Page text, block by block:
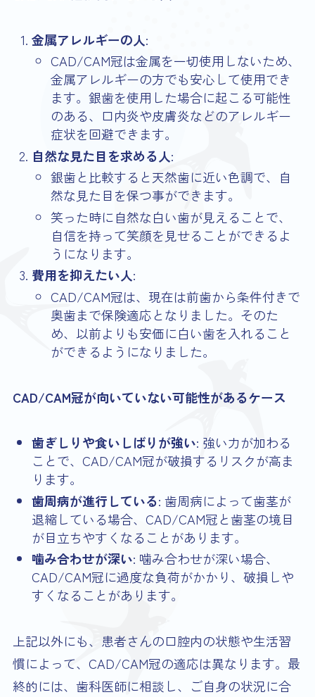
金属アレルギーの人:
CAD/CAM冠は金属を一切使用しないため、
金属アレルギーの方でも安心して使用でき
ます。銀歯を使用した場合に起こる可能性
のある、口内炎や皮膚炎などのアレルギー
症状を回避できます。
自然な見た目を求める人:
銀歯と比較すると天然歯に近い色調で、自
然な見た目を保つ事ができます。
笑った時に自然な白い歯が見えることで、
自信を持って笑顔を見せることができるよ
うになります。
費用を抑えたい人:
CAD/CAM冠は、現在は前歯から条件付きで
奥歯まで保険適応となりました。そのた
め、以前よりも安価に白い歯を入れること
ができるようになりました。
CAD/CAM冠が向いていない可能性があるケース
歯ぎしりや食いしばりが強い: 強い力が加わる
ことで、CAD/CAM冠が破損するリスクが高ま
ります。
歯周病が進行している: 歯周病によって歯茎が
退縮している場合、CAD/CAM冠と歯茎の境目
が目立ちやすくなることがあります。
噛み合わせが深い: 噛み合わせが深い場合、
CAD/CAM冠に過度な負荷がかかり、破損しや
すくなることがあります。
上記以外にも、患者さんの口腔内の状態や生活習
慣によって、CAD/CAM冠の適応は異なります。最
終的には、歯科医師に相談し、ご自身の状況に合